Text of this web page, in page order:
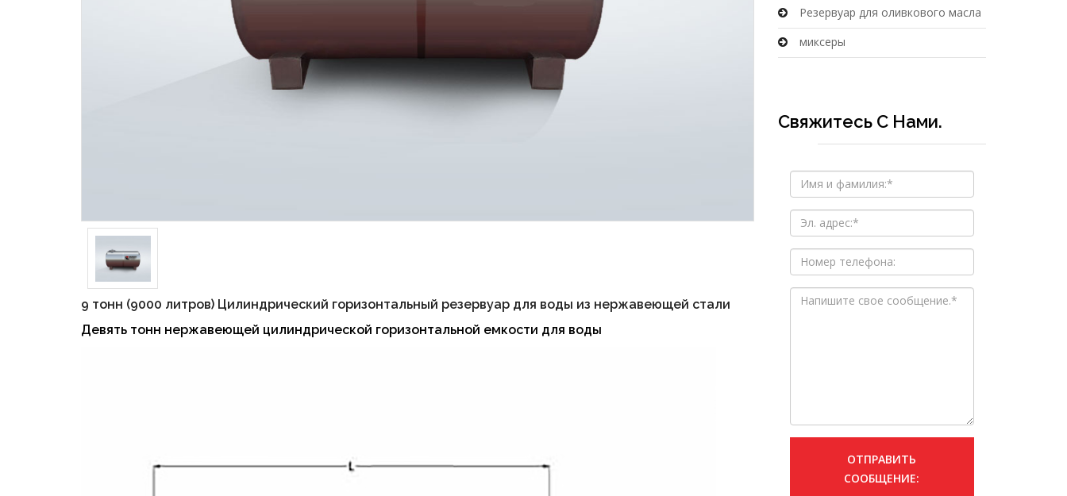
9 тонн (9000 литров) Цилиндрический горизонтальный резервуар для воды из нержавеющей стали
Девять тонн нержавеющей цилиндрической горизонтальной емкости для воды
Резервуар для оливкового масла
миксеры
Свяжитесь С Нами.
ОТПРАВИТЬ
СООБЩЕНИЕ: